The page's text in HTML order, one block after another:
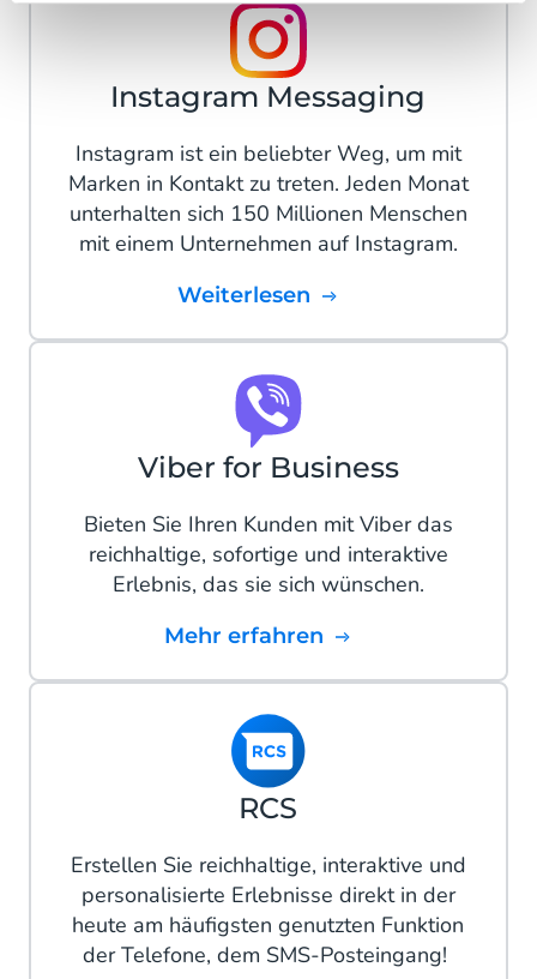
Instagram Messaging
Instagram ist ein beliebter Weg, um mit
Marken in Kontakt zu treten. Jeden Monat
unterhalten sich 150 Millionen Menschen
mit einem Unternehmen auf Instagram.
Weiterlesen
Viber for Business
Bieten Sie Ihren Kunden mit Viber das
reichhaltige, sofortige und interaktive
Erlebnis, das sie sich wünschen.
mehr erfahren
RCS
Erstellen Sie reichhaltige, interaktive und
personalisierte Erlebnisse direkt in der
heute am häufigsten genutzten Funktion
der Telefone, dem SMS-Posteingang!